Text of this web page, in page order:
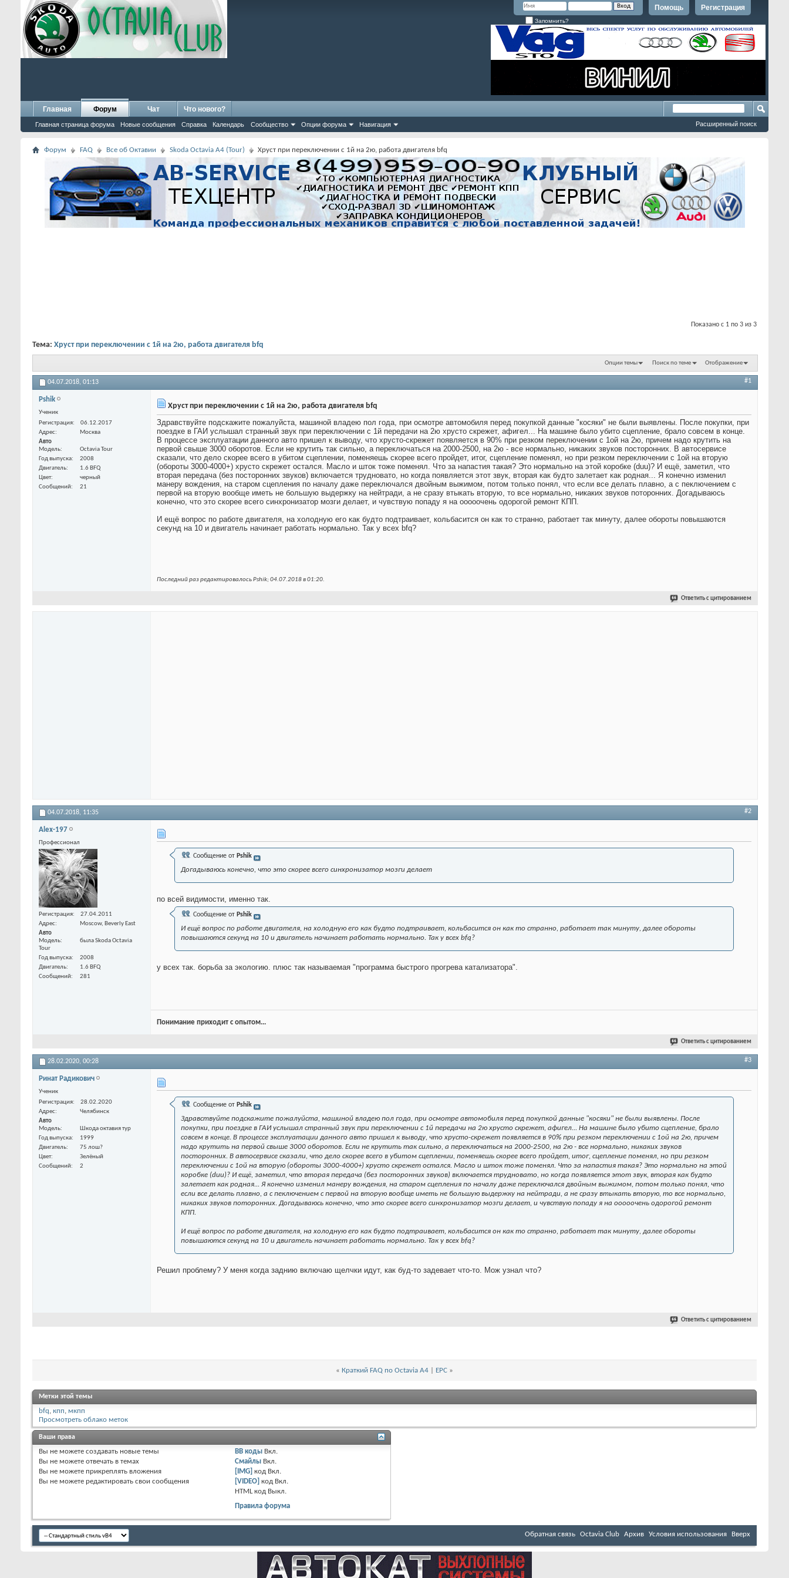
Регистрация
Помощь
Запомнить?
Главная Форум
Главная страница форума Новые сообщения Справка Календарь Сообщество Опции форума Навигация
Чат Что нового?
Расширенный поиск
Форум FAQ Все об Октавии Skoda Octavia A4 (Tour) Хруст при переключении с 1й на 2ю, работа двигателя bfq
Показано с 1 по 3 из 3
Тема: Хруст при переключении с 1й на 2ю, работа двигателя bfq
Опции темы Поиск по теме Отображение
04.07.2018, 01:13 #1
Pshik
Ученик
Регистрация
06.12.2017
Адрес
Москва
Авто
Модель
Octavia Tour
Год выпуска
2008
Двигатель
1.6 BFQ
Цвет
черный
Сообщений
21
Хруст при переключении с 1й на 2ю, работа двигателя bfq
Здравствуйте подскажите пожалуйста, машиной владею пол года, при осмотре автомобиля перед покупкой данные "косяки" не были выявлены. После покупки, при
поездке в ГАИ услышал странный звук при переключении с 1й передачи на 2ю хрусто скрежет, афигел... На машине было убито сцепление, брало совсем в конце.
В процессе эксплуатации данного авто пришел к выводу, что хрусто-скрежет появляется в 90% при резком переключении с 1ой на 2ю, причем надо крутить на
первой свыше 3000 оборотов. Если не крутить так сильно, а переключаться на 2000-2500, на 2ю - все нормально, никаких звуков посторонних. В автосервисе
сказали, что дело скорее всего в убитом сцеплении, поменяешь скорее всего пройдет, итог, сцепление поменял, но при резком переключении с 1ой на вторую
(обороты 3000-4000+) хрусто скрежет остался. Масло и шток тоже поменял. Что за напастия такая? Это нормально на этой коробке (duu)? И ещё, заметил, что
вторая передача (без посторонних звуков) включается трудновато, но когда появляется этот звук, вторая как будто залетает как родная... Я конечно изменил
манеру вождения, на старом сцепления по началу даже переключался двойным выжимом, потом только понял, что если все делать плавно, а с пеключением с
первой на вторую вообще иметь не большую выдержку на нейтради, а не сразу втыкать вторую, то все нормально, никаких звуков поторонних. Догадываюсь
конечно, что это скорее всего синхронизатор мозги делает, и чувствую попаду я на ооооочень одорогой ремонт КПП.
И ещё вопрос по работе двигателя, на холодную его как будто подтраивает, кольбасится он как то странно, работает так минуту, далее обороты повышаются
секунд на 10 и двигатель начинает работать нормально. Так у всех bfq?
Последний раз редактировалось Pshik; 04.07.2018 в01:20.
Ответить с цитированием
04.07.2018, 11:35 #2
Alex-197
Профессионал
Регистрация
27.04.2011
Адрес
Moscow, Beverly East
Авто
Модель
была Skoda Octavia
Tour
Год выпуска
2008
Двигатель
1.6 BFQ
Сообщений
281
Сообщение от Pshik
Догадываюсь конечно, что это скорее всего синхронизатор мозги делает
по всей видимости, именно так.
Сообщение от Pshik
И ещё вопрос по работе двигателя, на холодную его как будто подтраивает, кольбасится он как то странно, работает так минуту, далее обороты
повышаются секунд на 10 и двигатель начинает работать нормально. Так у всех bfq?
у всех так. борьба за экологию. плюс так называемая "программа быстрого прогрева катализатора".
Понимание приходит с опытом...
Ответить с цитированием
28.02.2020, 00:28 #3
Ринат Радикович
Ученик
Регистрация
28.02.2020
Адрес
Челябинск
Авто
Модель
Шкода октавия тур
Год выпуска
1999
Двигатель
75 лош?
Цвет
Зелёный
Сообщений
2
Сообщение от Pshik
Здравствуйте подскажите пожалуйста, машиной владею пол года, при осмотре автомобиля перед покупкой данные "косяки" не были выявлены. После
покупки, при поездке в ГАИ услышал странный звук при переключении с 1й передачи на 2ю хрусто скрежет, афигел... На машине было убито сцепление, брало
совсем в конце. В процессе эксплуатации данного авто пришел к выводу, что хрусто-скрежет появляется в 90% при резком переключении с 1ой на 2ю, причем
надо крутить на первой свыше 3000 оборотов. Если не крутить так сильно, а переключаться на 2000-2500, на 2ю - все нормально, никаких звуков
посторонних. В автосервисе сказали, что дело скорее всего в убитом сцеплении, поменяешь скорее всего пройдет, итог, сцепление поменял, но при резком
переключении с 1ой на вторую (обороты 3000-4000+) хрусто скрежет остался. Масло и шток тоже поменял. Что за напастия такая? Это нормально на этой
коробке (duu)? И ещё, заметил, что вторая передача (без посторонних звуков) включается трудновато, но когда появляется этот звук, вторая как будто
залетает как родная... Я конечно изменил манеру вождения, на старом сцепления по началу даже переключался двойным выжимом, потом только понял, что
если все делать плавно, а с пеключением с первой на вторую вообще иметь не большую выдержку на нейтради, а не сразу втыкать вторую, то все нормально,
никаких звуков поторонних. Догадываюсь конечно, что это скорее всего синхронизатор мозги делает, и чувствую попаду я на ооооочень одорогой ремонт
КПП.
И ещё вопрос по работе двигателя, на холодную его как будто подтраивает, кольбасится он как то странно, работает так минуту, далее обороты
повышаются секунд на 10 и двигатель начинает работать нормально. Так у всех bfq?
Решил проблему? У меня когда заднию включаю щелчки идут, как буд-то задевает что-то. Мож узнал что?
Ответить с цитированием
« Краткий FAQ по Octavia A4 EPC »
Метки этой темы
bfq, кпп, мкпп
Просмотреть облако меток
Ваши права
Вы не можете создавать новые темы
Вы не можете отвечать в темах
Вы не можете прикреплять вложения
Вы не можете редактировать свои сообщения
BB коды Вкл.
Смайлы Вкл.
[IMG] код Вкл.
[VIDEO] код Вкл.
HTML код Выкл.
Правила форума
Обратная связь Octavia Club Архив Условия использования Вверх